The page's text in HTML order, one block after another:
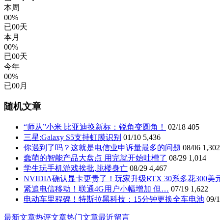
本周
00%
已00天
本月
00%
已00天
今年
00%
已00月
随机文章
“师从”小米 比亚迪换新标：锐角变圆角！ 02/18 405
三星:Galaxy S5支持虹膜识别 01/10 5,436
你遇到了吗？这就是电信业申诉量最多的问题 08/06 1,302
蠢萌的智能产品大盘点 用完就开始吐槽了 08/29 1,014
学生玩手机游戏挨批,跳楼身亡 08/29 4,467
NVIDIA确认显卡更贵了！玩家升级RTX 30系多花300美
紧追电信移动！联通4G用户小幅增加 但… 07/19 1,622
电动车里程碑！特斯拉黑科技：15分钟更换全车电池 09/
最新文章热评文章热门文章最近留言